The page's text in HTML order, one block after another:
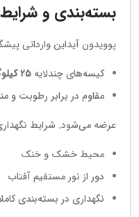
بسته‌بندی و
پوویدون آیداین وارداتی
کیسه‌های چندلایه ۲۵ کیلوگرمی
مقاوم در برابر رطوبت و
عرضه می‌شود. شرایط
محیط خشک و خنک
دور از نور مستقیم آفتاب
نگهداری در بسته‌بندی